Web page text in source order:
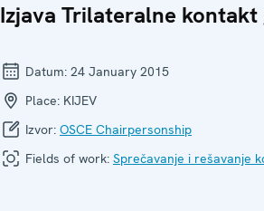
Izjava Trilateralne kontakt
Datum: 24 January 2015
Place: KIJEV
Izvor: OSCE Chairpersonship
Fields of work: Sprečavanje i rešavanje